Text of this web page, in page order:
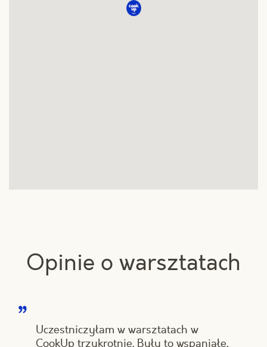
Opinie o warsztatach
Uczestniczyłam w warsztatach w
CookUp trzykrotnie. Były to wspaniałe,